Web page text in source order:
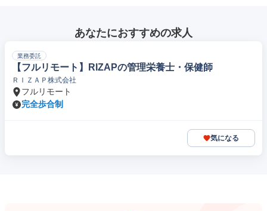
あなたにおすすめの求人
業務委託
【フルリモート】RIZAPの管理栄養士・保健師
ＲＩＺＡＰ株式会社
フルリモート
完全歩合制
気になる